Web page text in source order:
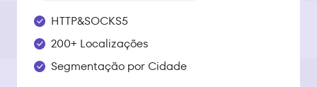
HTTP&SOCKS5
200+ Localizações
Segmentação por Cidade